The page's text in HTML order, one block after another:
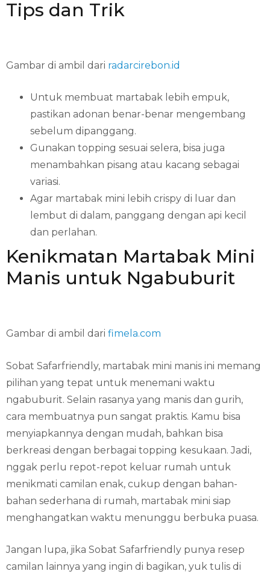
Tips dan Trik
Gambar di ambil dari radarcirebon.id
Untuk membuat martabak lebih empuk,
pastikan adonan benar-benar mengembang
sebelum dipanggang.
Gunakan topping sesuai selera, bisa juga
menambahkan pisang atau kacang sebagai
variasi.
Agar martabak mini lebih crispy di luar dan
lembut di dalam, panggang dengan api kecil
dan perlahan.
Kenikmatan Martabak Mini
Manis untuk Ngabuburit
Gambar di ambil dari fimela.com
Sobat Safarfriendly, martabak mini manis ini memang
pilihan yang tepat untuk menemani waktu
ngabuburit. Selain rasanya yang manis dan gurih,
cara membuatnya pun sangat praktis. Kamu bisa
menyiapkannya dengan mudah, bahkan bisa
berkreasi dengan berbagai topping kesukaan. Jadi,
nggak perlu repot-repot keluar rumah untuk
menikmati camilan enak, cukup dengan bahan-
bahan sederhana di rumah, martabak mini siap
menghangatkan waktu menunggu berbuka puasa.
Jangan lupa, jika Sobat Safarfriendly punya resep
camilan lainnya yang ingin di bagikan, yuk tulis di